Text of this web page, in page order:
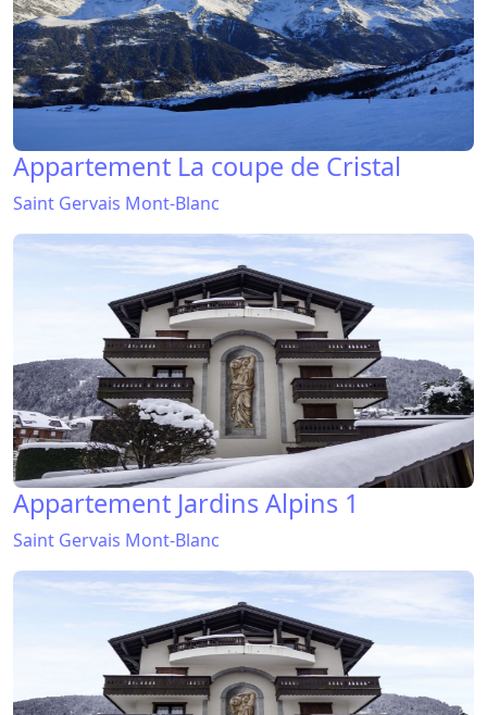
Appartement La coupe de Cristal
Saint Gervais Mont-Blanc
Appartement Jardins Alpins 1
Saint Gervais Mont-Blanc